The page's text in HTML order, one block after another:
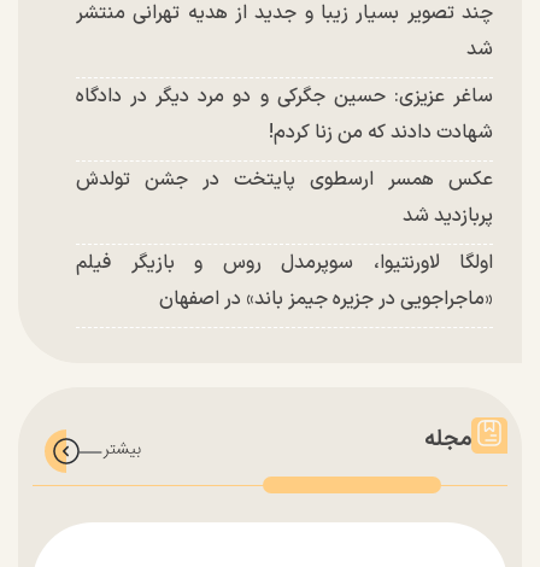
چند تصویر بسیار زیبا و جدید از هدیه تهرانی منتشر
شد
ساغر عزیزی: حسین جگرکی و دو مرد دیگر در دادگاه
شهادت دادند که من زنا کردم!
عکس همسر ارسطوی پایتخت در جشن تولدش
پربازدید شد
اولگا لاورنتیوا، سوپرمدل روس و بازیگر فیلم
«ماجراجویی در جزیره جیمز باند» در اصفهان
مجله